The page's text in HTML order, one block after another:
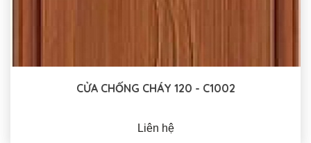
CỬA CHỐNG CHÁY 120 - C1002
Liên hệ